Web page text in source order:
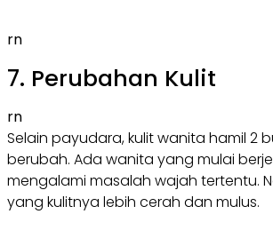
rn
7. Perubahan Kulit
rn
Selain payudara, kulit wanita hamil 2
berubah. Ada wanita yang mulai
mengalami masalah wajah tertentu.
yang kulitnya lebih cerah dan mulus.